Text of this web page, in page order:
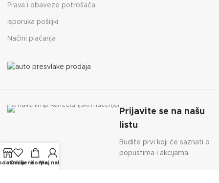
Prava i obaveze potrošača
Isporuka pošiljki
Načini plaćanja
Prijavite se na našu
listu
Budite prvi koji će saznati o
popustima i akcijama.
OmiljenoKorpaMoj nalog